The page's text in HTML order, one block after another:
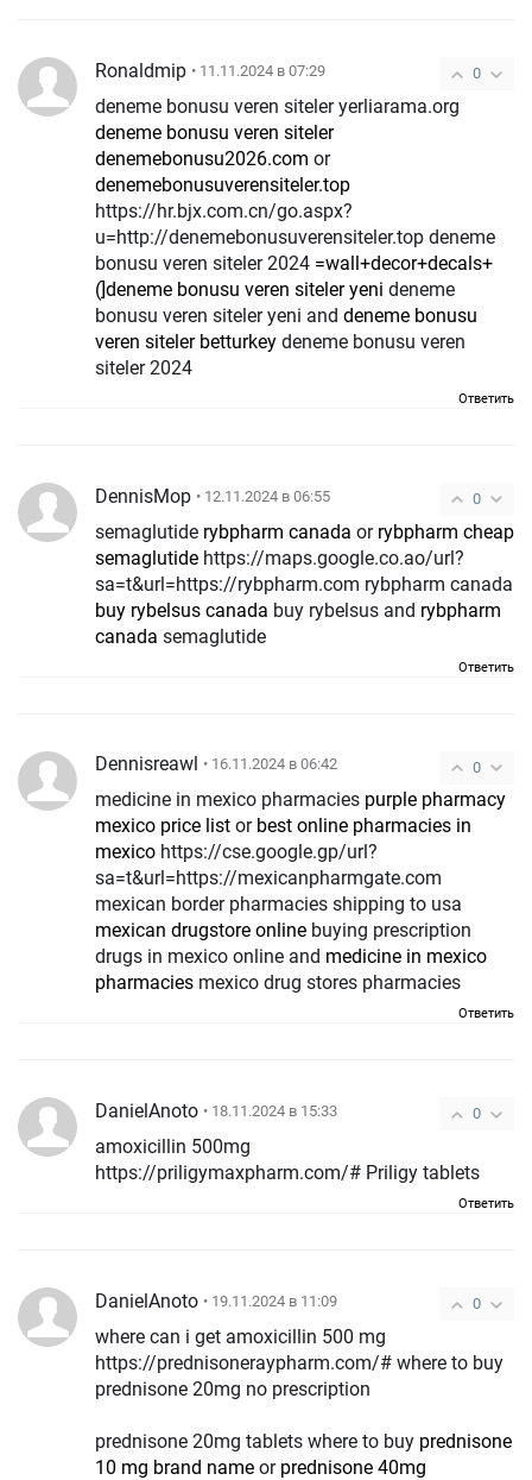
0
Ronaldmip • 11.11.2024 в 07:29
deneme bonusu veren siteler yerliarama.org
deneme bonusu veren siteler
denemebonusu2026.com or
denemebonusuverensiteler.top
https://hr.bjx.com.cn/go.aspx?
u=http://denemebonusuverensiteler.top deneme
bonusu veren siteler 2024 =wall+decor+decals+
(]deneme bonusu veren siteler yeni deneme
bonusu veren siteler yeni and deneme bonusu
veren siteler betturkey deneme bonusu veren
siteler 2024
Ответить
0
DennisMop • 12.11.2024 в 06:55
semaglutide rybpharm canada or rybpharm cheap
semaglutide
sa=t&url=https://rybpharm.com rybpharm canada
buy rybelsus canada buy rybelsus and rybpharm
canada semaglutide
Ответить
0
Dennisreawl • 16.11.2024 в 06:42
medicine in mexico pharmacies purple pharmacy
mexico price list or best online pharmacies in
mexico
sa=t&url=https://mexicanpharmgate.com
mexican border pharmacies shipping to usa
mexican drugstore online buying prescription
drugs in mexico online and medicine in mexico
pharmacies mexico drug stores pharmacies
Ответить
0
DanielAnoto • 18.11.2024 в 15:33
amoxicillin 500mg
https://priligymaxpharm.com/# Priligy tablets
Ответить
0
DanielAnoto • 19.11.2024 в 11:09
where can i get amoxicillin 500 mg
https://prednisoneraypharm.com/# where to buy
prednisone 20mg no prescription
prednisone 20mg tablets where to buy prednisone
10 mg brand name or prednisone 40mg